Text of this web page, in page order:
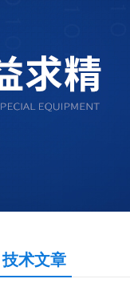
技术文章